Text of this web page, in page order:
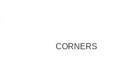
CORNERS